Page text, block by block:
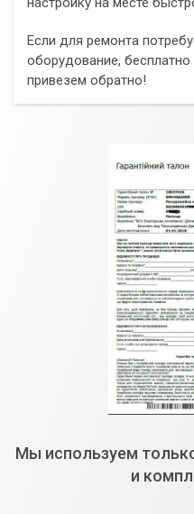
Если для ремонта
оборудование, бесплатно
привезем обратно!
Мы используем
и